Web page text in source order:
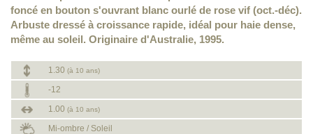
foncé en bouton s'ouvrant blanc ourlé de rose vif (oct.-déc).
Arbuste dressé à croissance rapide, idéal pour haie dense,
même au soleil. Originaire d'Australie, 1995.
1.30 (à 10 ans)
-12
1.00 (à 10 ans)
Mi-ombre / Soleil